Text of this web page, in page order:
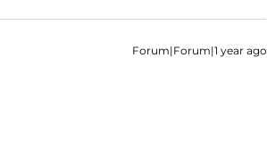
Forum|Forum|1 year ago